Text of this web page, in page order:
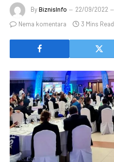
ByBiznisInfo 22/09/2022
Nema komentara
3 Mins Read